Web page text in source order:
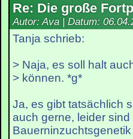
Re: Die große
Autor: Ava | Datum:
Tanja schrieb:
> Naja, es soll halt
> können. *g*
Ja, es gibt tatsächlich
auch gerne, leider